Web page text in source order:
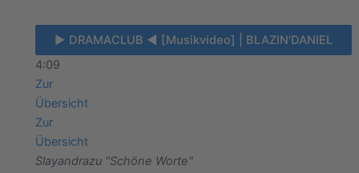
► DRAMACLUB ◄ [Musikvideo] | BLAZIN'DANIEL
4:09
Zur
Übersicht
Zur
Übersicht
Slayandrazu "Schöne Worte"